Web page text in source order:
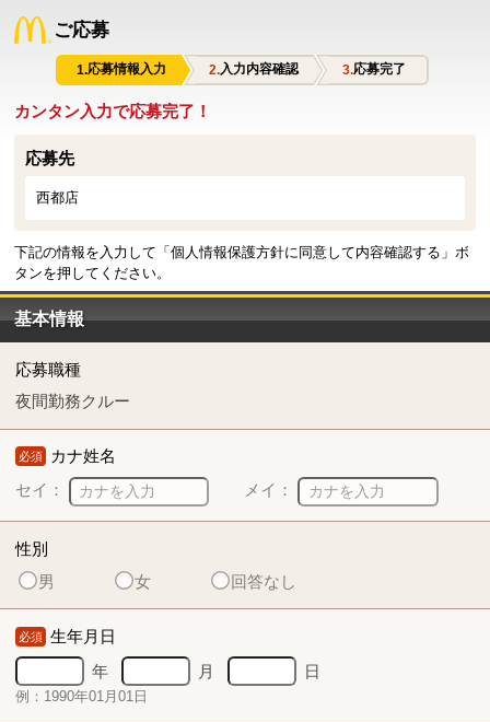
ご応募
応募情報入力 入力内容確認 応募完了
カンタン入力で応募完了！
応募先
西都店
下記の情報を入力して「個人情報保護方針に同意して内容確認する」ボ
タンを押してください。
基本情報
応募職種
夜間勤務クルー
必須 カナ姓名
セイ：
メイ：
性別
男
女 回答なし
必須 生年月日
年
月 日
例：1990年01月01日